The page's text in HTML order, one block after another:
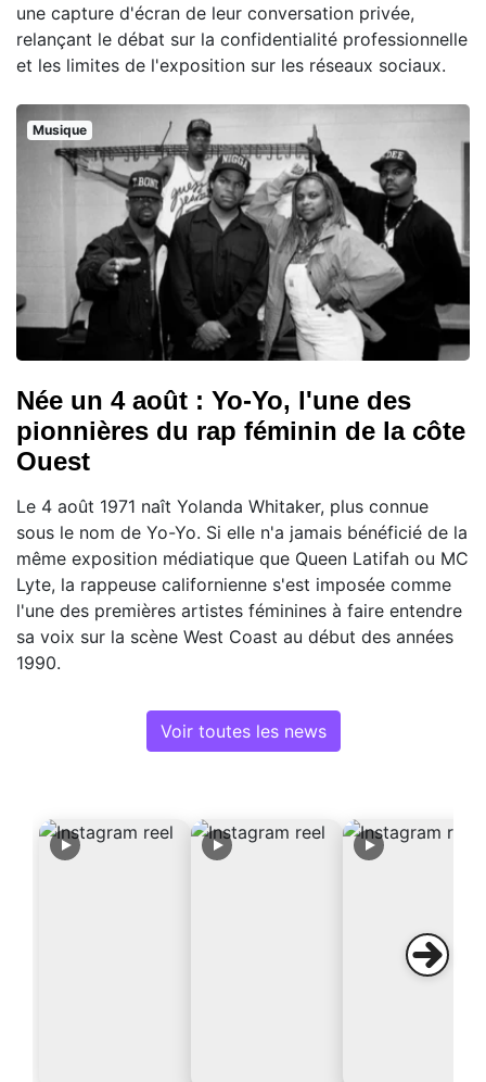
une capture d'écran de leur conversation privée,
relançant le débat sur la confidentialité professionnelle
et les limites de l'exposition sur les réseaux sociaux.
Musique
Née un 4 août : Yo-Yo, l'une des
pionnières du rap féminin de la côte
Ouest
Le 4 août 1971 naît Yolanda Whitaker, plus connue
sous le nom de Yo-Yo. Si elle n'a jamais bénéficié de la
même exposition médiatique que Queen Latifah ou MC
Lyte, la rappeuse californienne s'est imposée comme
l'une des premières artistes féminines à faire entendre
sa voix sur la scène West Coast au début des années
1990.
Voir toutes les news